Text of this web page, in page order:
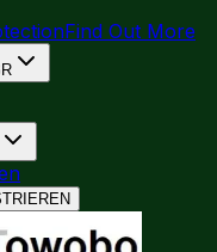
Find Out More